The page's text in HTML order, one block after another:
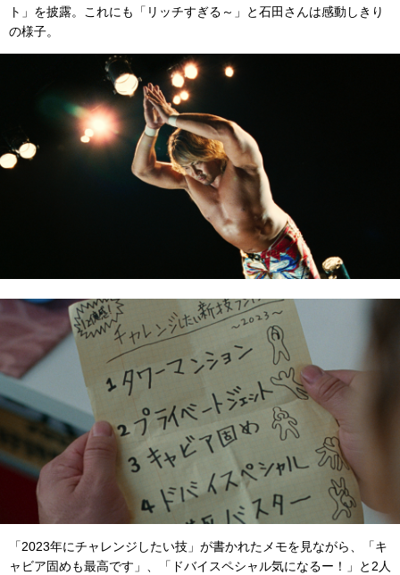
ト」を披露。これにも「リッチすぎる～」と石田さんは感動しきり
の様子。
「2023年にチャレンジしたい技」が書かれたメモを見ながら、「キ
ャビア固めも最高です」、「ドバイスペシャル気になるー！」と2人